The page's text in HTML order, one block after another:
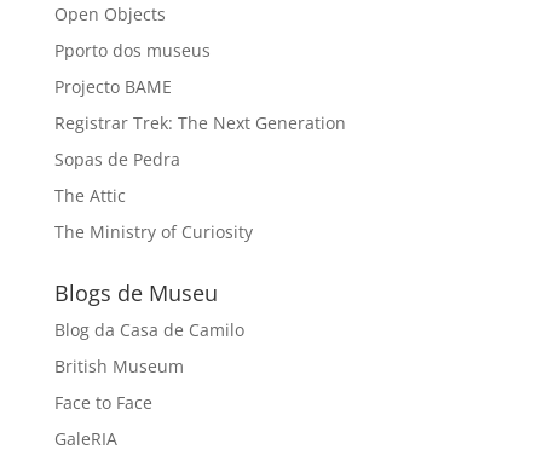
Open Objects
Pporto dos museus
Projecto BAME
Registrar Trek: The Next Generation
Sopas de Pedra
The Attic
The Ministry of Curiosity
Blogs de Museu
Blog da Casa de Camilo
British Museum
Face to Face
GaleRIA